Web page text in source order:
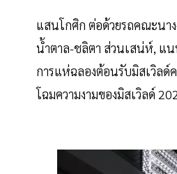
แสนโกศิก ต่อด้วยรถคณะนา
น้ำตาล-ชลิตา ส่วนเสน่ห์, แ
การแห่ฉลองต้อนรับมิสเวิลด์
โฉมความงามของมิสเวิลด์